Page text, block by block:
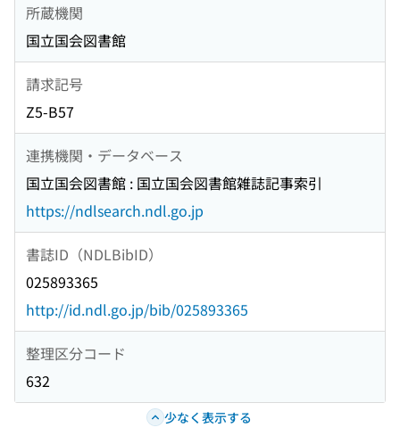
所蔵機関
国立国会図書館
請求記号
Z5-B57
連携機関・データベース
国立国会図書館 : 国立国会図書館雑誌記事索引
https://ndlsearch.ndl.go.jp
書誌ID（NDLBibID）
025893365
http://id.ndl.go.jp/bib/025893365
整理区分コード
632
少なく表示する